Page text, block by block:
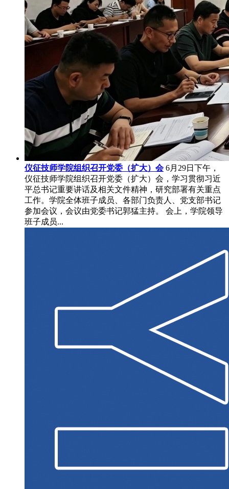
仪征技师学院组织召开党委（扩大）会 6月29日下午，
仪征技师学院组织召开党委（扩大）会，学习贯彻习近
平总书记重要讲话及相关文件精神，研究部署有关重点
工作。学院全体班子成员、各部门负责人、党支部书记
参加会议，会议由党委书记郭猛主持。 会上，学院领导
班子成员...